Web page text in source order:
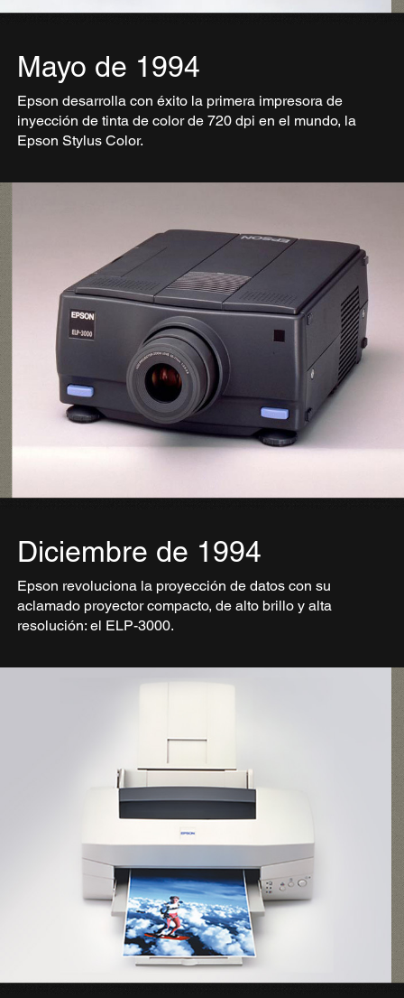
Mayo de 1994
Epson desarrolla con éxito la primera impresora de
inyección de tinta de color de 720 dpi en el mundo, la
Epson Stylus Color.
Diciembre de 1994
Epson revoluciona la proyección de datos con su
aclamado proyector compacto, de alto brillo y alta
resolución: el ELP-3000.